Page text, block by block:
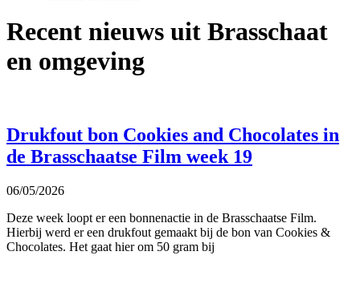
Recent nieuws uit Brasschaat
en omgeving
Drukfout bon Cookies and Chocolates in
de Brasschaatse Film week 19
06/05/2026
Deze week loopt er een bonnenactie in de Brasschaatse Film.
Hierbij werd er een drukfout gemaakt bij de bon van Cookies &
Chocolates. Het gaat hier om 50 gram bij